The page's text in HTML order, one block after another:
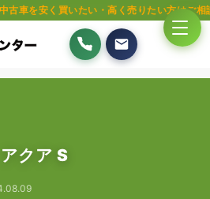
たい・高く売りたい方はご相談ください
クア S